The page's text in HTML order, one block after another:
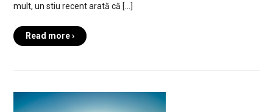
mult, un stiu recent arată că […]
Read more ›